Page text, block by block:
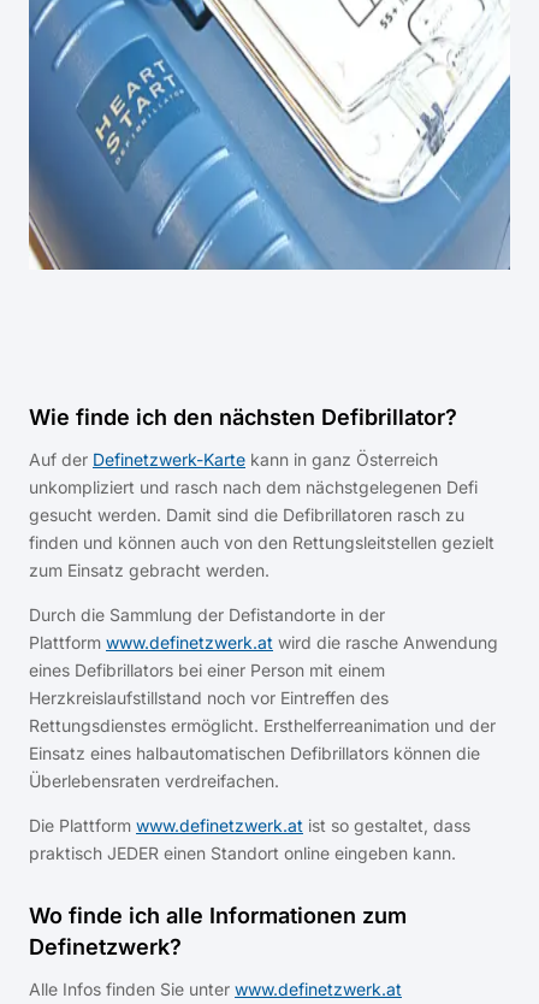
Wie finde ich den nächsten Defibrillator?
Auf der Definetzwerk-Karte kann in ganz Österreich
unkompliziert und rasch nach dem nächstgelegenen Defi
gesucht werden. Damit sind die Defibrillatoren rasch zu
finden und können auch von den Rettungsleitstellen gezielt
zum Einsatz gebracht werden.
Durch die Sammlung der Defistandorte in der
Plattform www.definetzwerk.at wird die rasche Anwendung
eines Defibrillators bei einer Person mit einem
Herzkreislaufstillstand noch vor Eintreffen des
Rettungsdienstes ermöglicht. Ersthelferreanimation und der
Einsatz eines halbautomatischen Defibrillators können die
Überlebensraten verdreifachen.
Die Plattform www.definetzwerk.at ist so gestaltet, dass
praktisch JEDER einen Standort online eingeben kann.
Wo finde ich alle Informationen zum
Definetzwerk?
Alle Infos finden Sie unter www.definetzwerk.at